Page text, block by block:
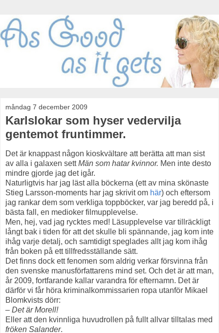
måndag 7 december 2009
Karlslokar som hyser vedervilja
gentemot fruntimmer.
Det är knappast någon kioskvältare att berätta att man sist
av alla i galaxen settMän som hatar kvinnor. Men inte desto
mindre gjorde jag det igår.
Naturligtvis har jag läst alla böckerna (ett av mina skönaste
Stieg Larsson-moments har jag skrivit om här) och eftersom
jag rankar dem som verkliga toppböcker, var jag beredd på, i
bästa fall, en medioker filmupplevelse.
Men, hej, vad jag rycktes med! Läsupplevelse var tillräckligt
långt bak i tiden för att det skulle bli spännande, jag kom inte
ihåg varje detalj, och samtidigt speglades allt jag kom ihåg
från boken på ett tillfredsställande sätt.
Det finns dock ett fenomen som aldrig verkar försvinna från
den svenske manusförfattarens mind set. Och det är att man,
år 2009, fortfarande kallar varandra för efternamn. Det är
därför vi får höra kriminalkommissarien ropa utanför Mikael
Blomkvists dörr:
– Det är Morell!
Eller att den kvinnliga huvudrollen på fullt allvar tilltalas med
fröken Salander.